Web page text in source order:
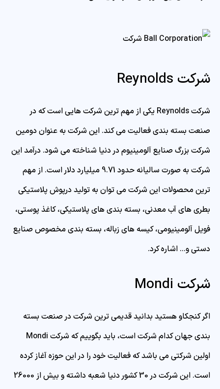
شرکت Reynolds
شرکت Reynolds یکی از مهم ترین شرکت هایی است که در
صنعت بسته بندی فعالیت می کند. این شرکت به عنوان دومین
شرکت بزرگ صنایع آلومینیوم در دنیا شناخته می شود. درآمد این
شرکت به صورت سالیانه حدود 9.71 میلیارد دلار است. از مهم
ترین محصولات این شرکت می توان به تولید درپوش پلاستیکی
بطری های آب معدنی، بسته بندی های پلاستیکی، کاغذ پوستی،
فویل آلومینیومی، کیسه های زباله، بسته بندی مخصوص صنایع
دستی و… اشاره کرد.
شرکت Mondi
اگر کنجکاو هستید بدانید قدیمی ترین شرکت در صنعت بسته
بندی جهان کدام شرکت است، باید بگوییم که شرکت Mondi
اولین شرکتی می باشد که فعالیت خود را در این حوزه آغاز کرده
است. این شرکت در 30 کشور دنیا شعبه داشته و بیش از 26000